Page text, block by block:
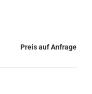
Preis auf Anfrage